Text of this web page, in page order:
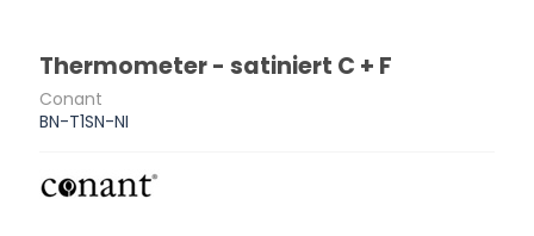
Thermometer - satiniert C + F
Conant
BN-T1SN-NI